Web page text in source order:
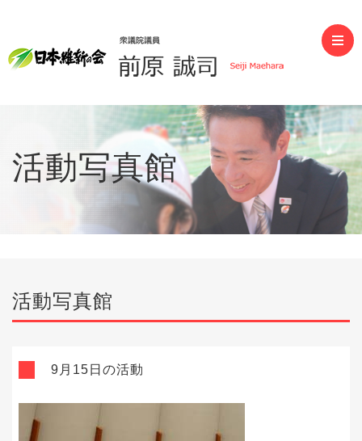
前原誠司（衆議院議員）
活動写真館
活動写真館
9月15日の活動